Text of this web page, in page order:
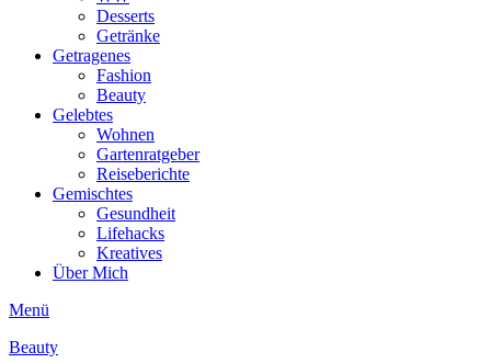
Desserts
Getränke
Getragenes
Fashion
Beauty
Gelebtes
Wohnen
Gartenratgeber
Reiseberichte
Gemischtes
Gesundheit
Lifehacks
Kreatives
Über Mich
Menü
Beauty